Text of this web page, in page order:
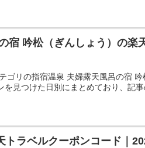
宿 吟松（ぎんしょう）の楽
ゴリの指宿温泉 夫婦露天風呂の宿
を見つけた日別にまとめており、記
トラベルクーポンコード｜